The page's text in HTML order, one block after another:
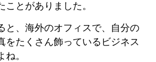
ことがありました。
と、海外のオフィスで、自分の
をたくさん飾っているビジネス
。